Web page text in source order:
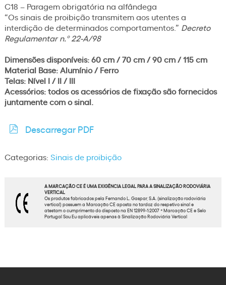
C18 – Paragem obrigatória na alfândega
“Os sinais de proibição transmitem aos utentes a
interdição de determinados comportamentos.” Decreto
Regulamentar n.º 22-A/98
Dimensões disponíveis: 60 cm / 70 cm / 90 cm / 115 cm
Material Base: Alumínio / Ferro
Telas: Nível I / II / III
Acessórios: todos os acessórios de fixação são fornecidos
juntamente com o sinal.
Descarregar PDF
Categorias: Sinais de proibição
A MARCAÇÃO CE É UMA EXIGÊNCIA LEGAL PARA A SINALIZAÇÃO RODOVIÁRIA
VERTICAL
Os produtos fabricados pela Fernando L. Gaspar, S.A. (sinalização rodoviária
vertical) possuem a Marcação CE aposta no tardoz do respetivo sinal e
atestam o cumprimento do disposto na EN 12899-1:2007 * Marcação CE e Selo
Portugal Sou Eu aplicáveis apenas à Sinalização Rodoviária Vertical